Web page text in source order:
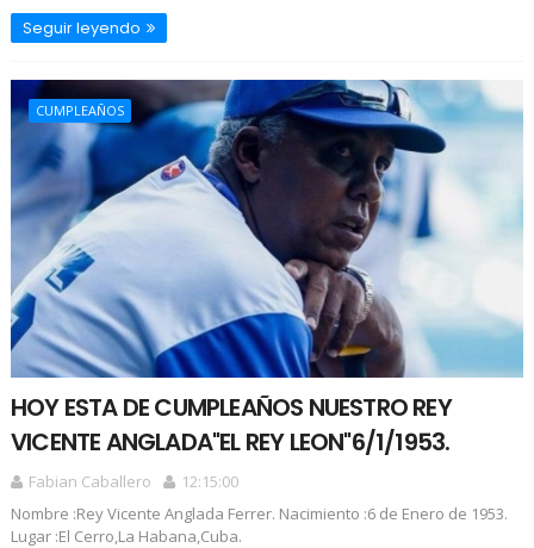
Seguir leyendo
CUMPLEAÑOS
HOY ESTA DE CUMPLEAÑOS NUESTRO REY
VICENTE ANGLADA"EL REY LEON"6/1/1953.
Fabian Caballero
12:15:00
Nombre :Rey Vicente Anglada Ferrer. Nacimiento :6 de Enero de 1953.
Lugar :El Cerro,La Habana,Cuba.